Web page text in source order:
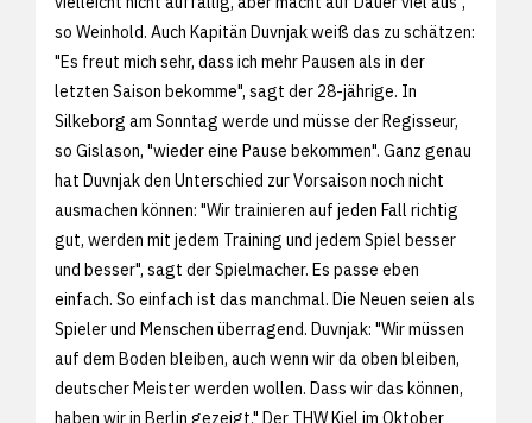
so Weinhold. Auch Kapitän Duvnjak weiß das zu schätzen:
"Es freut mich sehr, dass ich mehr Pausen als in der
letzten Saison bekomme", sagt der 28-jährige. In
Silkeborg am Sonntag werde und müsse der Regisseur,
so Gislason, "wieder eine Pause bekommen". Ganz genau
hat Duvnjak den Unterschied zur Vorsaison noch nicht
ausmachen können: "Wir trainieren auf jeden Fall richtig
gut, werden mit jedem Training und jedem Spiel besser
und besser", sagt der Spielmacher. Es passe eben
einfach. So einfach ist das manchmal. Die Neuen seien als
Spieler und Menschen überragend. Duvnjak: "Wir müssen
auf dem Boden bleiben, auch wenn wir da oben bleiben,
deutscher Meister werden wollen. Dass wir das können,
haben wir in Berlin gezeigt." Der THW Kiel im Oktober